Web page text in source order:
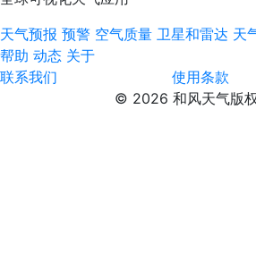
天气预报 预警 空气质量 卫星和雷达 天
帮助 动态 关于
联系我们
使用条款
© 2026 和风天气版